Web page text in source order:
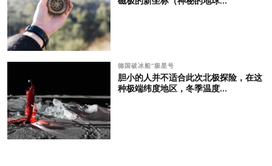
德国破冰船“极星号
胆小的人并不适合此次北极探险，在这
种极端纬度地区，冬季温度...